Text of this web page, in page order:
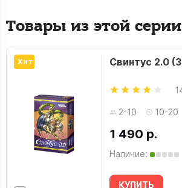
Товары из этой серии
Хит Свинтус 2.0
2-10 10-20
1 490 р.
Наличие:
КУПИТЬ